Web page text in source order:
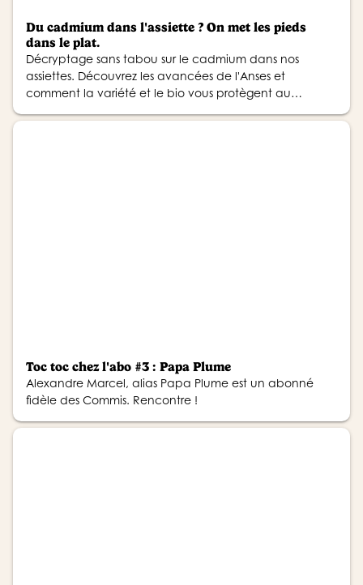
Du cadmium dans l'assiette ? On met les pieds
dans le plat.
Décryptage sans tabou sur le cadmium dans nos
assiettes. Découvrez les avancées de l'Anses et
comment la variété et le bio vous protègent au
Toc toc chez l'abo #3 : Papa Plume
Alexandre Marcel, alias Papa Plume est un abonné
fidèle des Commis. Rencontre !